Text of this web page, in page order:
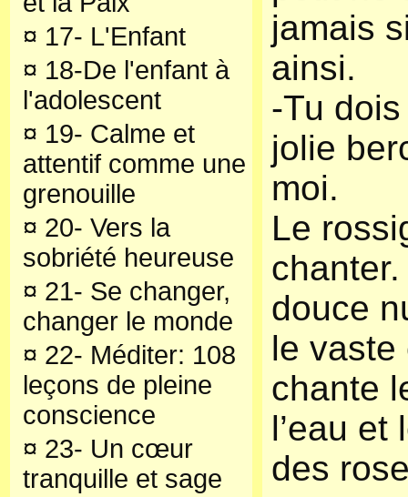
¤ 17- L'Enfant
¤ 18-De l'enfant à
l'adolescent
¤ 19- Calme et
attentif comme une
grenouille
¤ 20- Vers la
sobriété heureuse
¤ 21- Se changer,
changer le monde
¤ 22- Méditer: 108
leçons de pleine
conscience
¤ 23- Un cœur
tranquille et sage
jamais
ainsi.
-Tu
jolie
moi.
Le
douce
le vaste
chante
l’eau et
des